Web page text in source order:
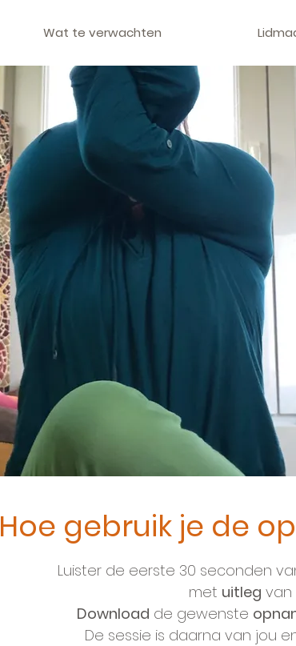
Wat te verwachten
Hoe gebruik je de
Luister de eerste 30 seconden
met uitleg van
Download de gewenste
De sessie is daarna van jou